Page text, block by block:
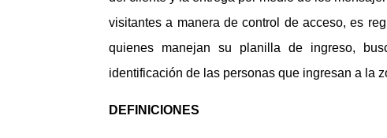
visitantes a manera de control de acceso, es
quienes manejan su planilla de ingreso,
identificación de las personas que ingresan a la
DEFINICIONES